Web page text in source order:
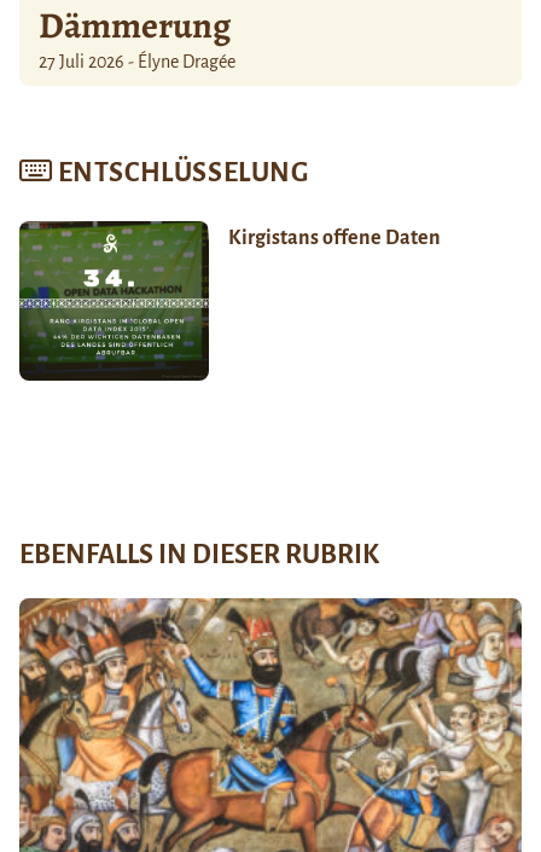
Dämmerung
27 Juli 2026 - Élyne Dragée
ENTSCHLÜSSELUNG
Kirgistans offene Daten
EBENFALLS IN DIESER RUBRIK